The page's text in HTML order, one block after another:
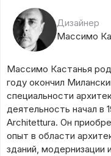
Дизайнер
Массимо
Массимо Кастанья
году окончил
специальности
деятельность начал в
Architettura. Он
опыт в области
зданий, модернизации